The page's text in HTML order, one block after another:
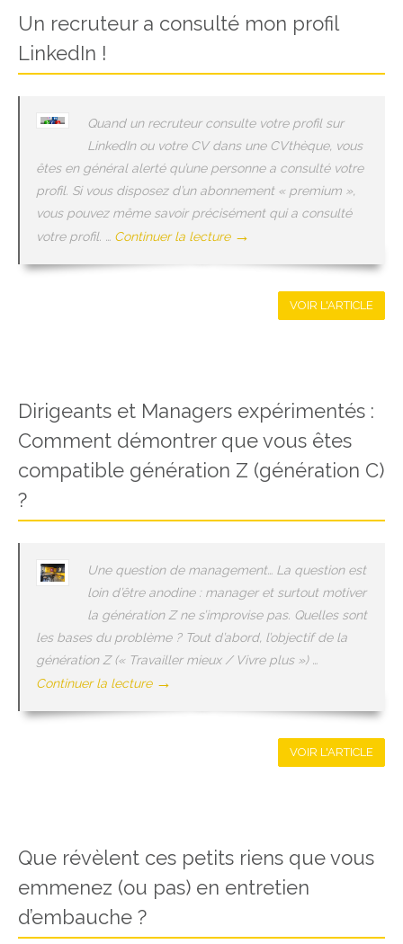
Un recruteur a consulté mon profil
LinkedIn !
Quand un recruteur consulte votre profil sur
LinkedIn ou votre CV dans une CVthèque, vous
êtes en général alerté qu’une personne a consulté votre
profil. Si vous disposez d’un abonnement « premium »,
vous pouvez même savoir précisément qui a consulté
votre profil. … Continuer la lecture →
VOIR L'ARTICLE
Dirigeants et Managers expérimentés :
Comment démontrer que vous êtes
compatible génération Z (génération C)
?
Une question de management… La question est
loin d’être anodine : manager et surtout motiver
la génération Z ne s’improvise pas. Quelles sont
les bases du problème ? Tout d’abord, l’objectif de la
génération Z (« Travailler mieux / Vivre plus ») …
Continuer la lecture →
VOIR L'ARTICLE
Que révèlent ces petits riens que vous
emmenez (ou pas) en entretien
d’embauche ?